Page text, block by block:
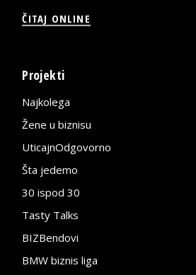
ČITAJ ONLINE
Projekti
Najkolega
Žene u biznisu
UticajnOdgovorno
Šta jedemo
30 ispod 30
Tasty Talks
BIZBendovi
BMW biznis liga